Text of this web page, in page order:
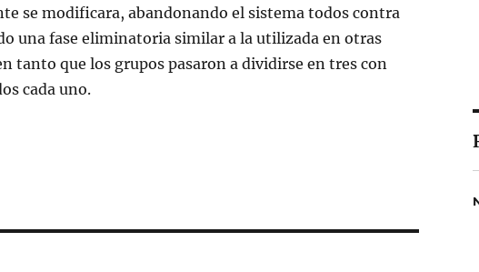
se modificara, abandonando el sistema todos contra
una fase eliminatoria similar a la utilizada en otras
tanto que los grupos pasaron a dividirse en tres con
cada uno.